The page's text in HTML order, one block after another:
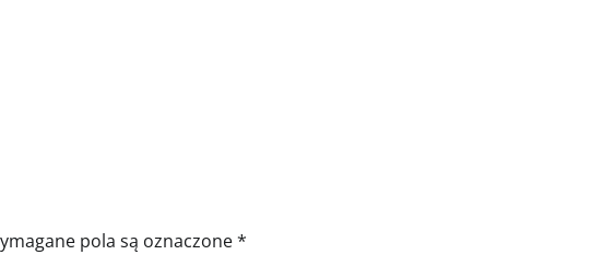
pola są oznaczone*